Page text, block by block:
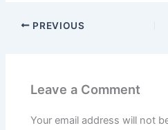
PREVIOUS
Leave a Comment
Your email address will not